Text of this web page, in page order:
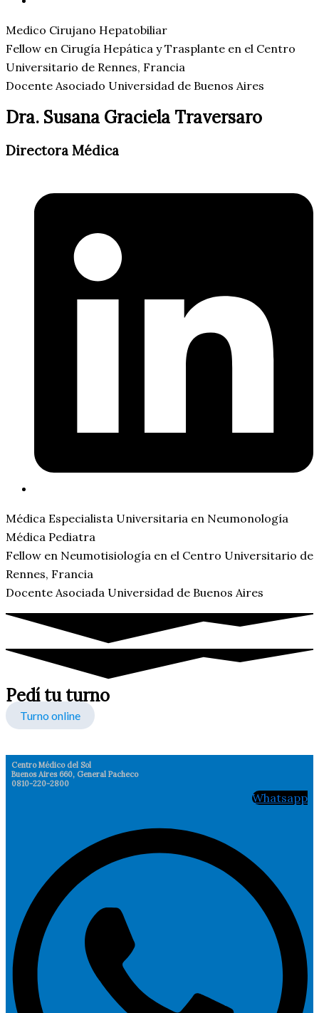
Medico Cirujano Hepatobiliar
Fellow en Cirugía Hepática y Trasplante en el Centro
Universitario de Rennes, Francia
Docente Asociado Universidad de Buenos Aires
Dra. Susana Graciela Traversaro
Directora Médica
Médica Especialista Universitaria en Neumonología
Médica Pediatra
Fellow en Neumotisiología en el Centro Universitario de
Rennes, Francia
Docente Asociada Universidad de Buenos Aires
Pedí tu turno
Turno online
Centro Médico del Sol
Buenos Aires 660, General Pacheco
0810-220-2800
Whatsapp